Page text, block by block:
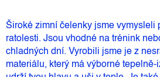
Široké zimní čelenky jsme vymysleli
ratolesti. Jsou vhodné na trénink
chladných dní. Vyrobili jsme je z
materiálu, který má výborné